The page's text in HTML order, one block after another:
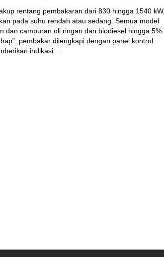
rentang pembakaran dari 830 hingga 1540 kW,
pada suhu rendah atau sedang. Semua model
dan campuran oli ringan dan biodiesel hingga 5%.
pembakar dilengkapi dengan panel kontrol
indikasi ...